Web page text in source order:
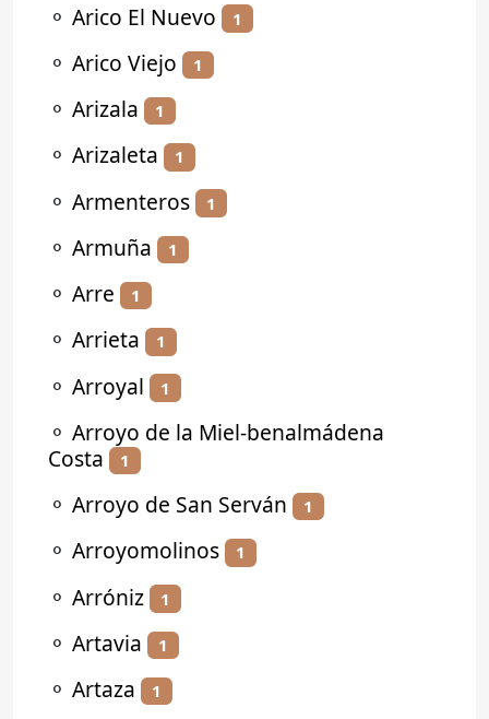
⚬ Arico El Nuevo 1
⚬ Arico Viejo 1
⚬ Arizala 1
⚬ Arizaleta 1
⚬ Armenteros 1
⚬ Armuña 1
⚬ Arre 1
⚬ Arrieta 1
⚬ Arroyal 1
⚬ Arroyo de la Miel-benalmádena
Costa
1
⚬ Arroyo de San Serván 1
⚬ Arroyomolinos 1
⚬ Arróniz 1
⚬ Artavia 1
⚬ Artaza 1